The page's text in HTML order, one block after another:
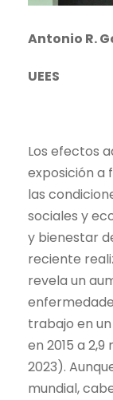
Antonio R.
UEES
Los efectos
exposición a
las
sociales y
y bienestar
reciente
revela un
trabajo en
en 2015 a 2,9
2023).
mundial,